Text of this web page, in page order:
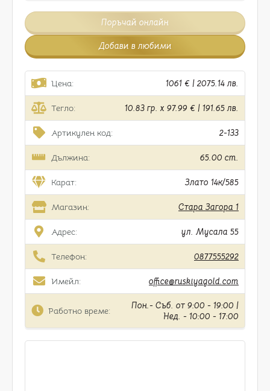
Поръчай онлайн
Добави в любими
Цена: 1061 € | 2075.14 лв.
Тегло: 10.83 гр. x 97.99 € | 191.65 лв.
Артикулен код: 2-133
Дължина: 65.00 cm.
Карат: Злато 14к/585
Магазин: Стара Загора 1
Адрес: ул. Мусала 55
Телефон: 0877555292
Имейл: office@ruskiyagold.com
Работно време:
Пон.- Съб. от 9:00 - 19:00 |
Нед. - 10:00 - 17:00